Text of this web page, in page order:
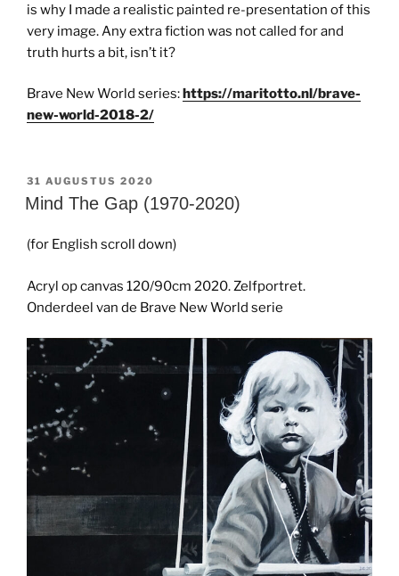
is why I made a realistic painted re-presentation of this
very image. Any extra fiction was not called for and
truth hurts a bit, isn’t it?
Brave New World series:https://maritotto.nl/brave-
new-world-2018-2/
GEPLAATST
OP
31 AUGUSTUS 2020
Mind The Gap (1970-2020)
(for English scroll down)
Acryl op canvas 120/90cm 2020. Zelfportret.
Onderdeel van de Brave New World serie